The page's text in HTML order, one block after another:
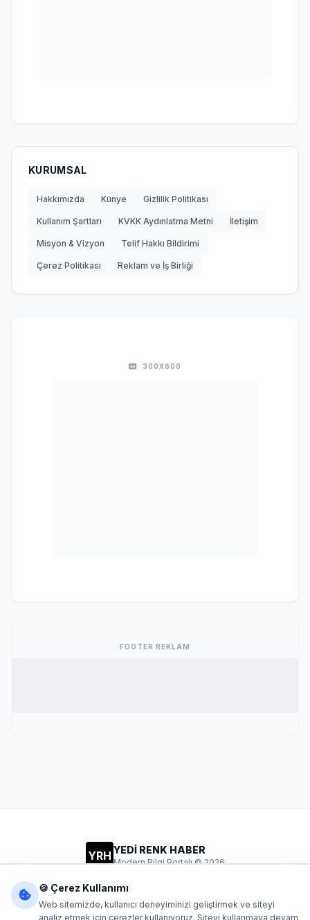
KURUMSAL
Hakkımızda Künye Gizlilik Politikası
Kullanım Şartları KVKK Aydınlatma Metni İletişim
Misyon & Vizyon Telif Hakkı Bildirimi
Çerez Politikası Reklam ve İş Birliği
300X600
FOOTER REKLAM
YRH YEDİ RENK HABER
Modern Bilgi Portalı © 2026
🍪 Çerez Kullanımı
Web sitemizde, kullanıcı deneyiminizi geliştirmek ve siteyi
analiz etmek için çerezler kullanıyoruz. Siteyi kullanmaya devam